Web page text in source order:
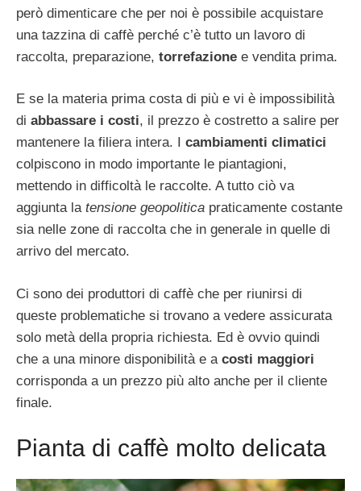
però dimenticare che per noi è possibile acquistare
una tazzina di caffè perché c’è tutto un lavoro di
raccolta, preparazione, torrefazione e vendita prima.
E se la materia prima costa di più e vi è impossibilità
di abbassare i costi, il prezzo è costretto a salire per
mantenere la filiera intera. I cambiamenti climatici
colpiscono in modo importante le piantagioni,
mettendo in difficoltà le raccolte. A tutto ciò va
aggiunta la tensione geopolitica praticamente costante
sia nelle zone di raccolta che in generale in quelle di
arrivo del mercato.
Ci sono dei produttori di caffè che per riunirsi di
queste problematiche si trovano a vedere assicurata
solo metà della propria richiesta. Ed è ovvio quindi
che a una minore disponibilità e acosti maggiori
corrisponda a un prezzo più alto anche per il cliente
finale.
Pianta di caffè molto delicata